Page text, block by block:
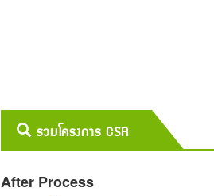
รวมโครงการ CSR
After Process